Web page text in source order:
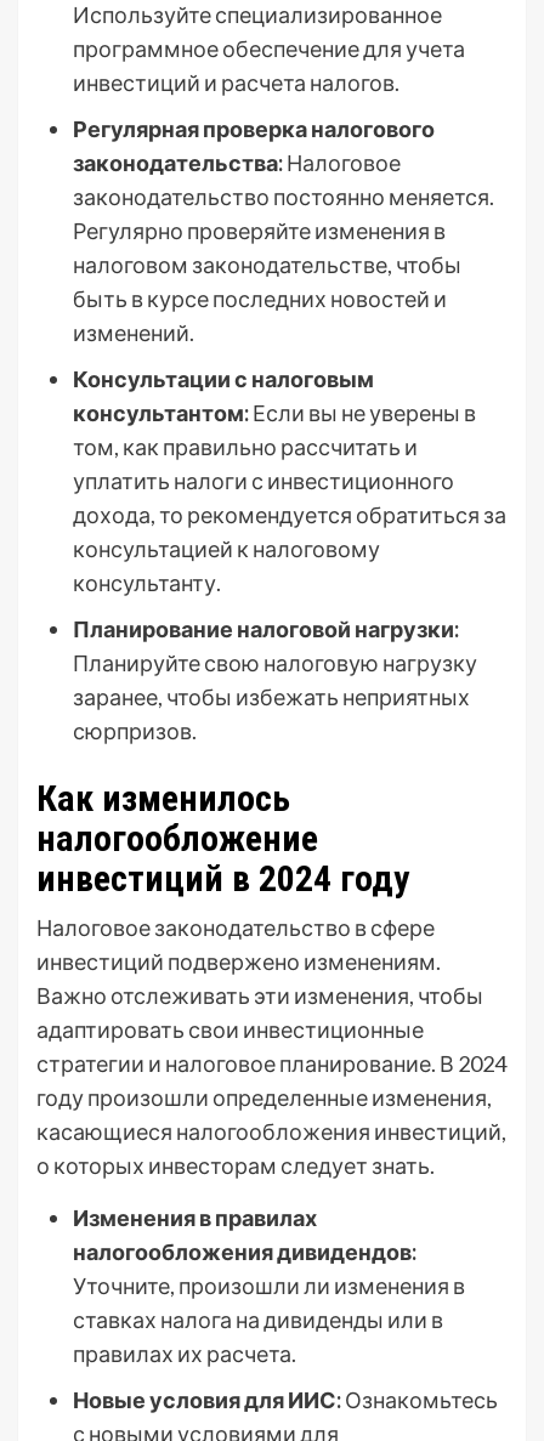
Используйте специализированное
программное обеспечение для учета
инвестиций и расчета налогов.
Регулярная проверка налогового
законодательства:Налоговое
законодательство постоянно меняется.
Регулярно проверяйте изменения в
налоговом законодательстве, чтобы
быть в курсе последних новостей и
изменений.
Консультации с налоговым
консультантом:Если вы не уверены в
том, как правильно рассчитать и
уплатить налоги с инвестиционного
дохода, то рекомендуется обратиться за
консультацией к налоговому
консультанту.
Планирование налоговой нагрузки:
Планируйте свою налоговую нагрузку
заранее, чтобы избежать неприятных
сюрпризов.
Как изменилось
налогообложение
инвестиций в 2024 году
Налоговое законодательство в сфере
инвестиций подвержено изменениям.
Важно отслеживать эти изменения, чтобы
адаптировать свои инвестиционные
стратегии и налоговое планирование. В 2024
году произошли определенные изменения,
касающиеся налогообложения инвестиций,
о которых инвесторам следует знать.
Изменения в правилах
налогообложения дивидендов:
Уточните, произошли ли изменения в
ставках налога на дивиденды или в
правилах их расчета.
Новые условия для ИИС:Ознакомьтесь
с новыми условиями для